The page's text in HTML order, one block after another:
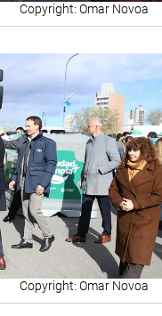
Omar Novoa
Omar Novoa